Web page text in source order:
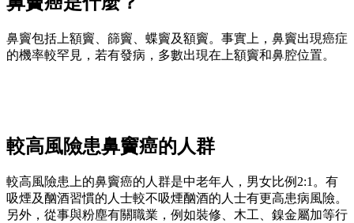
鼻竇包括上額竇、篩竇、蝶竇及額竇。事實上，鼻竇出現癌症
的機率較罕見，若有發病，多數出現在上額竇和鼻腔位置。
較高風險患鼻竇癌的人群
較高風險患上的鼻竇癌的人群是中老年人，男女比例2:1。有
吸煙及酗酒習慣的人士較不吸煙酗酒的人士有更高患病風險。
另外，從事與粉塵有關職業，例如裝修、木工、鎳金屬加等行